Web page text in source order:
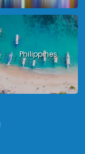
Philippines